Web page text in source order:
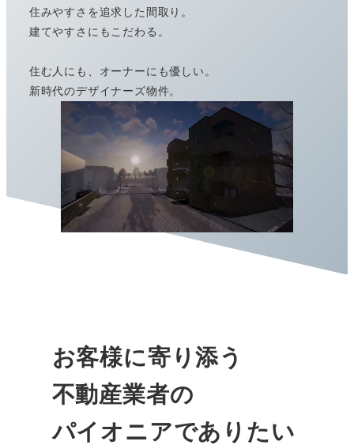
住みやすさを追求した間取り。
建てやすさにもこだわる。
住む人にも、オーナーにも優しい。
新時代のデザイナーズ物件。
お客様に寄り添う
不動産業者の
パイオニアでありたい